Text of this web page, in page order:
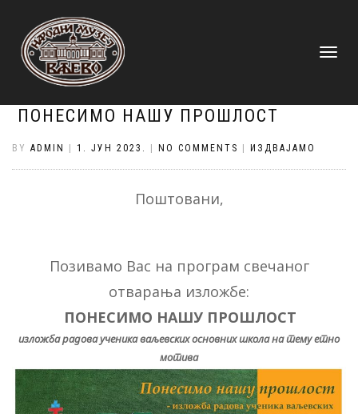
TOGGLE
ПОНЕСИМО НАШУ ПРОШЛОСТ
BY ADMIN 1. ЈУН 2023. NO COMMENTS ИЗДВАЈАМО
Поштовани,
Позивамо Вас на програм свечаног
отварања изложбе:
ПОНЕСИМО НАШУ ПРОШЛОСТ
изложба радова ученика ваљевских основних школа на тему етно
мотива